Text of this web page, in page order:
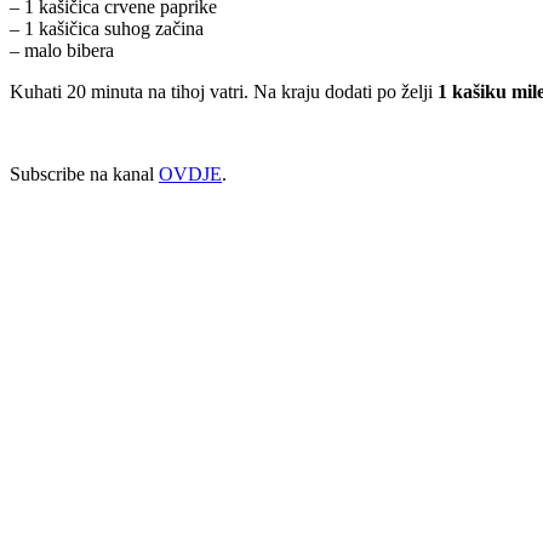
– 1 kašičica crvene paprike
– 1 kašičica suhog začina
– malo bibera
Kuhati 20 minuta na tihoj vatri. Na kraju dodati po želji 1 kašiku
Subscribe na kanal OVDJE.